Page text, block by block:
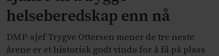
helseberedskap enn nå
DMP-sjef Trygve Ottersen mener de tre neste
årene er et historisk godt vindu for å få på plass